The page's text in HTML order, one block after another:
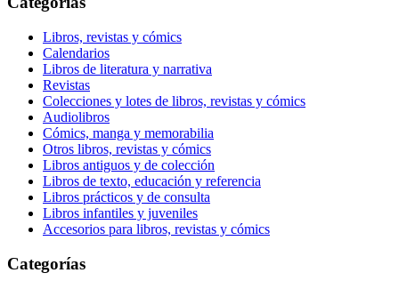
Libros, revistas y cómics
Calendarios
Libros de literatura y narrativa
Revistas
Colecciones y lotes de libros, revistas y cómics
Audiolibros
Cómics, manga y memorabilia
Otros libros, revistas y cómics
Libros antiguos y de colección
Libros de texto, educación y referencia
Libros prácticos y de consulta
Libros infantiles y juveniles
Accesorios para libros, revistas y cómics
Categorías